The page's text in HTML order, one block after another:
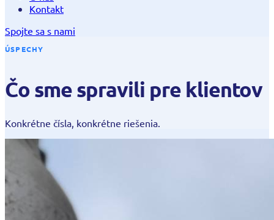
Kontakt
Spojte sa s nami
ÚSPECHY
Čo sme spravili pre klientov
Konkrétne čísla, konkrétne riešenia.